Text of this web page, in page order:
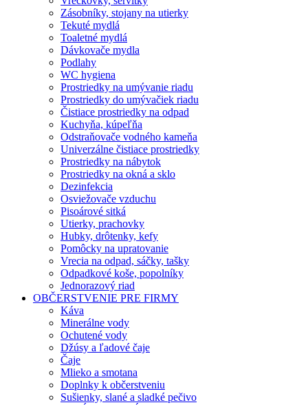
Zásobníky, stojany na utierky
Tekuté mydlá
Toaletné mydlá
Dávkovače mydla
Podlahy
WC hygiena
Prostriedky na umývanie riadu
Prostriedky do umývačiek riadu
Čistiace prostriedky na odpad
Kuchyňa, kúpeľňa
Odstraňovače vodného kameňa
Univerzálne čistiace prostriedky
Prostriedky na nábytok
Prostriedky na okná a sklo
Dezinfekcia
Osviežovače vzduchu
Pisoárové sitká
Utierky, prachovky
Hubky, drôtenky, kefy
Pomôcky na upratovanie
Vrecia na odpad, sáčky, tašky
Odpadkové koše, popolníky
Jednorazový riad
OBČERSTVENIE PRE FIRMY
Káva
Minerálne vody
Ochutené vody
Džúsy a ľadové čaje
Čaje
Mlieko a smotana
Doplnky k občerstveniu
Sušienky, slané a sladké pečivo